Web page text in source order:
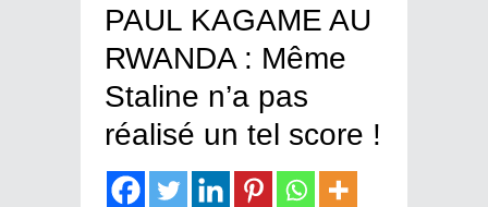
PAUL KAGAME AU
RWANDA : Même
Staline n’a pas
réalisé un tel score !